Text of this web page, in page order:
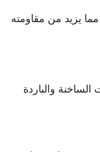
يزيد من مقاومته
والباردة